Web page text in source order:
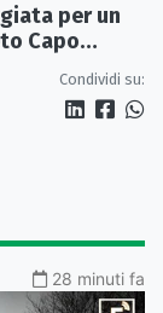
per un
Capo
Condividi su:
28 minuti fa